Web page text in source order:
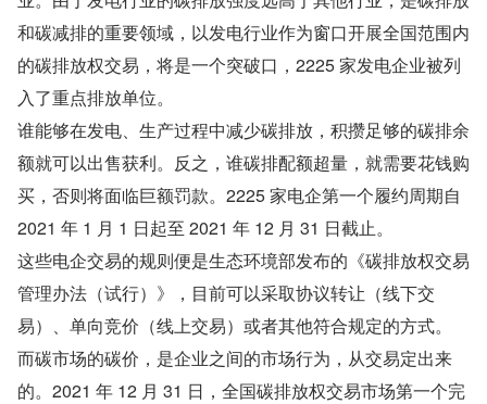
和碳减排的重要领域，以发电行业作为窗口开展全国范围内
的碳排放权交易，将是一个突破口，2225 家发电企业被列
入了重点排放单位。
谁能够在发电、生产过程中减少碳排放，积攒足够的碳排余
额就可以出售获利。反之，谁碳排配额超量，就需要花钱购
买，否则将面临巨额罚款。2225 家电企第一个履约周期自
2021 年 1 月 1 日起至 2021 年 12 月 31 日截止。
这些电企交易的规则便是生态环境部发布的《碳排放权交易
管理办法（试行）》，目前可以采取协议转让（线下交
易）、单向竞价（线上交易）或者其他符合规定的方式。
而碳市场的碳价，是企业之间的市场行为，从交易定出来
的。2021 年 12 月 31 日，全国碳排放权交易市场第一个完